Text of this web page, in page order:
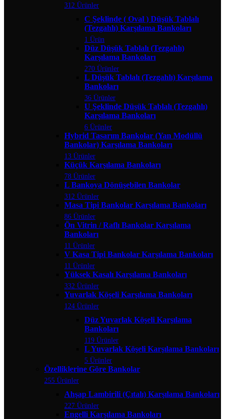
312 Ürünler
C Şeklinde ( Oval ) Düşük Tablalı
(Tezgahlı) Karşılama Bankoları
1 Ürün
Düz Düşük Tablalı (Tezgahlı)
Karşılama Bankoları
270 Ürünler
L Düşük Tablalı (Tezgahlı) Karşılama
Bankoları
36 Ürünler
U Şeklinde Düşük Tablalı (Tezgahlı)
Karşılama Bankoları
6 Ürünler
Hybrid Tasarım Bankolar (Yan Modüllü
Bankolar) Karşılama Bankoları
13 Ürünler
Küçük Karşılama Bankoları
78 Ürünler
L Bankoya Dönüşebilen Bankolar
312 Ürünler
Masa Tipi Bankolar Karşılama Bankoları
86 Ürünler
Ön Vitrin / Raflı Bankolar Karşılama
Bankoları
11 Ürünler
V Kasa Tipi Bankolar Karşılama Bankoları
11 Ürünler
Yüksek Kasalı Karşılama Bankoları
332 Ürünler
Yuvarlak Köşeli Karşılama Bankoları
124 Ürünler
Düz Yuvarlak Köşeli Karşılama
Bankoları
119 Ürünler
L Yuvarlak Köşeli Karşılama Bankoları
5 Ürünler
Özelliklerine Göre Bankolar
255 Ürünler
Ahşap Lambirili (Çıtalı) Karşılama Bankoları
227 Ürünler
Engelli Karşılama Bankoları